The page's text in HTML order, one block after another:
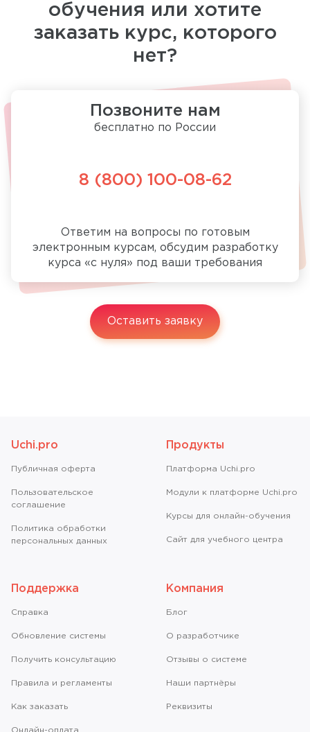
обучения или хотите
заказать курс, которого
нет?
Позвоните нам
бесплатно по России
8 (800) 100-08-62
Ответим на вопросы по готовым
электронным курсам, обсудим разработку
курса «с нуля» под ваши требования
Оставить заявку
Uchi.pro
Публичная оферта
Пользовательское
соглашение
Политика обработки
персональных данных
Продукты
Платформа Uchi.pro
Модули к платформе Uchi.pro
Курсы для онлайн-обучения
Сайт для учебного центра
Поддержка
Справкa
Обновление системы
Получить консультацию
Правила и регламенты
Как заказать
Онлайн-оплата
Компания
Блог
О разработчике
Отзывы о системе
Наши партнёры
Реквизиты